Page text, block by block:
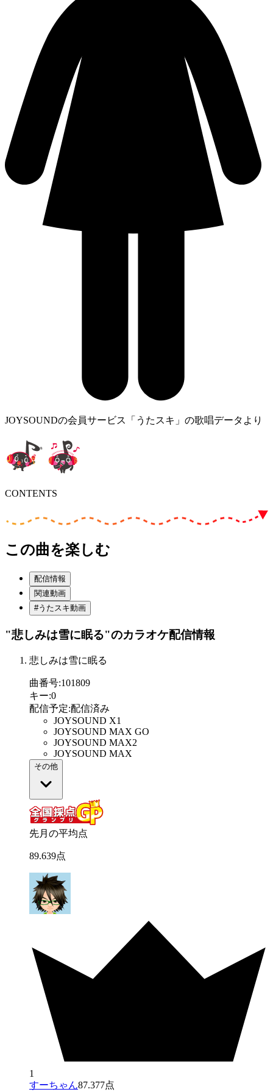
JOYSOUNDの会員サービス「うたスキ」の歌唱データより
CONTENTS
この曲を楽しむ
配信情報
関連動画
#うたスキ動画
"悲しみは雪に眠る"のカラオケ配信情報
悲しみは雪に眠る
曲番号:101809
キー:0
配信予定:配信済み
JOYSOUND X1
JOYSOUND MAX GO
JOYSOUND MAX2
JOYSOUND MAX
その他
先月の平均点
89.639点
1
すーちゃん87.377点